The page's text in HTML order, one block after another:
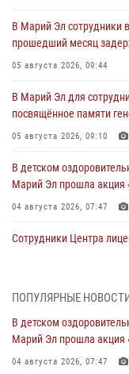
В Марий Эл сотрудники
прошедший месяц
05 августа 2026, 09:44
В Марий Эл для
посвящённое памяти
05 августа 2026, 09:10
В детском
Марий Эл прошла акция
04 августа 2026, 07:47
Сотрудники Центра
04 августа 2026, 06:46
В Йошкар-Оле для
антикоррупционной
04 августа 2026, 06:06
ПОПУЛЯРНЫЕ
В детском
Марий Эл прошла акция
04 августа 2026, 07:47